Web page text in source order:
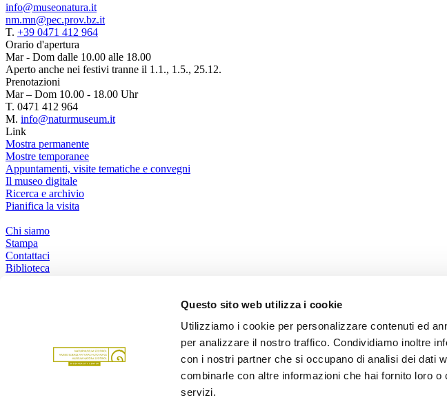
Questo sito web utilizza i cookie
Utilizziamo i cookie per personalizzare contenuti ed
per analizzare il nostro traffico. Condividiamo inoltre
con i nostri partner che si occupano di analisi dei dati
combinarle con altre informazioni che hai fornito loro
servizi.
info@museonatura.it
nm.mn@pec.prov.bz.it
T. +39 0471 412 964
Orario d'apertura
Mar - Dom dalle 10.00 alle 18.00
Aperto anche nei festivi tranne il 1.1., 1.5., 25.12.
Prenotazioni
Mar – Dom 10.00 - 18.00 Uhr
T. 0471 412 964
M. info@naturmuseum.it
Link
Mostra permanente
Mostre temporanee
Appuntamenti, visite tematiche e convegni
Il museo digitale
Ricerca e archivio
Pianifica la visita
Chi siamo
Stampa
Contattaci
Biblioteca
Facciamo parte di Partner